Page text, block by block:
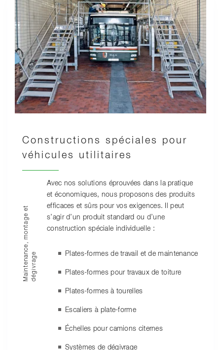
Constructions spéciales pour
véhicules utilitaires
M
a
i
n
t
e
n
an
c
e
,
m
o
n
t
a
g
e
e
t
d
é
g
i
v
r
a
ge
Avec nos solutions éprouvées dans la pratique
et économiques, nous proposons des produits
efficaces et sûrs pour vos exigences. Il peut
s’agir d’un produit standard ou d’une
construction spéciale individuelle :
Plates-formes de travail et de maintenance
Plates-formes pour travaux de toiture
Plates-formes à tourelles
Escaliers à plate-forme
Échelles pour camions citernes
Systèmes de dégivrage